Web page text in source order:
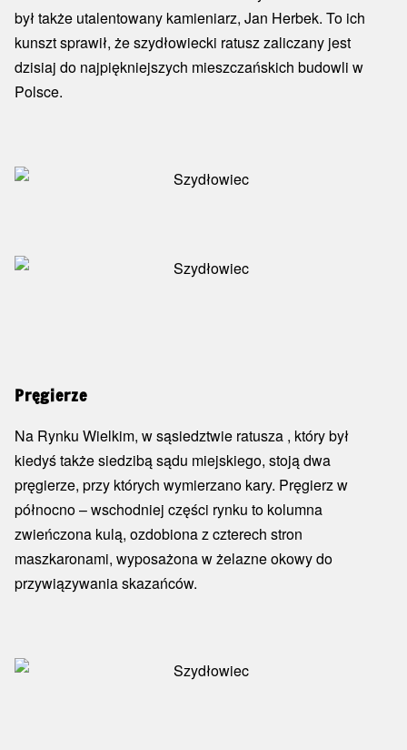
był także utalentowany kamieniarz, Jan Herbek. To ich
kunszt sprawił, że szydłowiecki ratusz zaliczany jest
dzisiaj do najpiękniejszych mieszczańskich budowli w
Polsce.
Pręgierze
Na Rynku Wielkim, w sąsiedztwie ratusza , który był
kiedyś także siedzibą sądu miejskiego, stoją dwa
pręgierze, przy których wymierzano kary. Pręgierz w
północno – wschodniej części rynku to kolumna
zwieńczona kulą, ozdobiona z czterech stron
maszkaronami, wyposażona w żelazne okowy do
przywiązywania skazańców.